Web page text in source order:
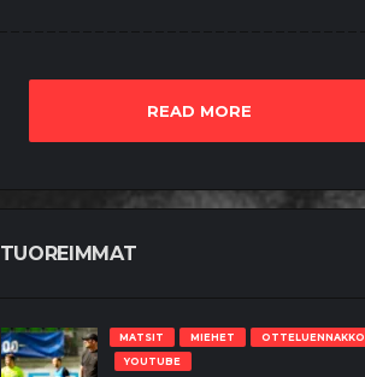
READ MORE
TUOREIMMAT
MATSIT MIEHET
OTTELUENNAKKO
YOUTUBE